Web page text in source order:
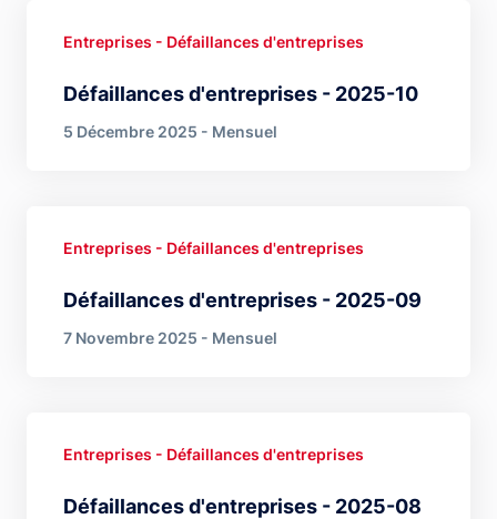
Défaillances d'entreprises - 2025-10
Entreprises - Défaillances d'entreprises
5 Décembre 2025 - Mensuel
Défaillances d'entreprises - 2025-09
Entreprises - Défaillances d'entreprises
7 Novembre 2025 - Mensuel
Défaillances d'entreprises - 2025-08
Entreprises - Défaillances d'entreprises